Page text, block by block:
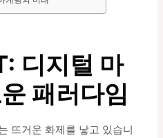
디지털 마
패러다임
뜨거운 화제를 낳고 있습니